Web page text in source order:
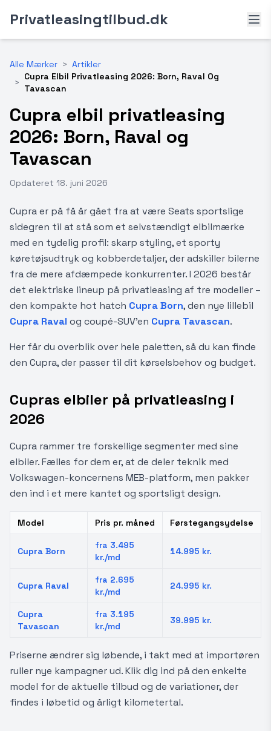
Privatleasingtilbud.dk
Alle Mærker > Artikler
>
Cupra Elbil Privatleasing 2026: Born, Raval Og
Tavascan
Cupra elbil privatleasing
2026: Born, Raval og
Tavascan
Opdateret 18. juni 2026
Cupra er på få år gået fra at være Seats sportslige
sidegren til at stå som et selvstændigt elbilmærke
med en tydelig profil: skarp styling, et sporty
køretøjsudtryk og kobberdetaljer, der adskiller bilerne
fra de mere afdæmpede konkurrenter. I 2026 består
det elektriske lineup på privatleasing af tre modeller –
den kompakte hot hatch Cupra Born, den nye lillebil
Cupra Raval og coupé-SUV'en Cupra Tavascan.
Her får du overblik over hele paletten, så du kan finde
den Cupra, der passer til dit kørselsbehov og budget.
Cupras elbiler på privatleasing i
2026
Cupra rammer tre forskellige segmenter med sine
elbiler. Fælles for dem er, at de deler teknik med
Volkswagen-koncernens MEB-platform, men pakker
den ind i et mere kantet og sportsligt design.
Model Pris pr. måned Førstegangsydelse
Cupra Born
fra 3.495
kr./md
14.995 kr.
Cupra Raval
fra 2.695
kr./md
24.995 kr.
Cupra
Tavascan
fra 3.195
kr./md
39.995 kr.
Priserne ændrer sig løbende, i takt med at importøren
ruller nye kampagner ud. Klik dig ind på den enkelte
model for de aktuelle tilbud og de variationer, der
findes i løbetid og årligt kilometertal.